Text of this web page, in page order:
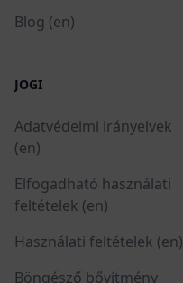
Blog (en)
JOGI
Adatvédelmi irányelvek
(en)
Elfogadható használati
feltételek (en)
Használati feltételek (en)
Böngésző bővítmény